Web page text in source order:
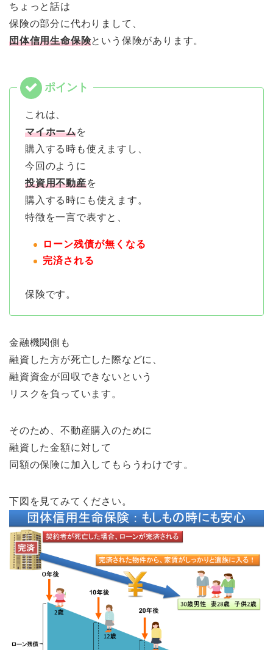
ちょっと話は
保険の部分に代わりまして、
団体信用生命保険という保険があります。
これは、
マイホームを
購入する時も使えますし、
今回のように
投資用不動産を
購入する時にも使えます。
特徴を一言で表すと、
ローン残債が無くなる
完済される
保険です。
金融機関側も
融資した方が死亡した際などに、
融資資金が回収できないという
リスクを負っています。
そのため、不動産購入のために
融資した金額に対して
同額の保険に加入してもらうわけです。
下図を見てみてください。